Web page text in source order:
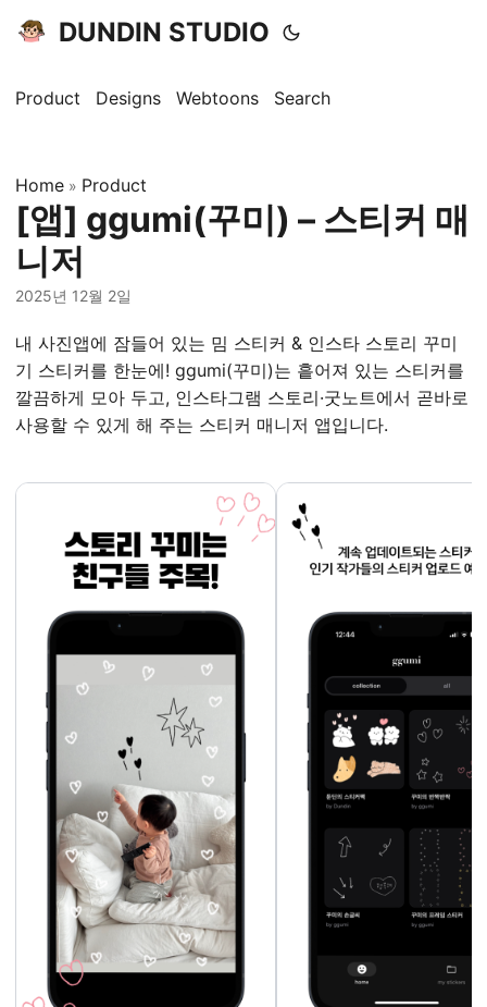
DUNDIN STUDIO
Product Designs Webtoons Search
Home » Product
[앱] ggumi(꾸미) – 스티커 매
니저
2025년 12월 2일
내 사진앱에 잠들어 있는 밈 스티커 & 인스타 스토리 꾸미
기 스티커를 한눈에! ggumi(꾸미)는 흩어져 있는 스티커를
깔끔하게 모아 두고, 인스타그램 스토리·굿노트에서 곧바로
사용할 수 있게 해 주는 스티커 매니저 앱입니다.